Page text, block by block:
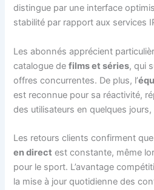
distingue par une interface
stabilité par rapport aux services
Les abonnés apprécient
catalogue defilms et séries, qui
offres concurrentes. De plus, l’
est reconnue pour sa réactivité,
des utilisateurs en quelques
Les retours clients confirment
en direct est constante, même
pour le sport. L’avantage
la mise à jour quotidienne des